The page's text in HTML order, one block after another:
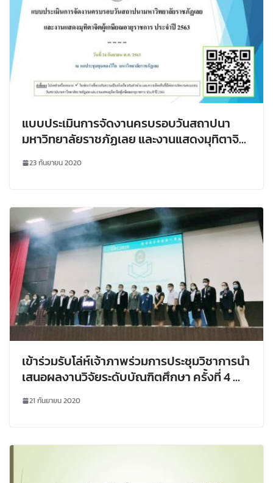
แบบประเมินการจัดงานครบรอบวันสถาปนา
มหาวิทยาลัยราชภัฏเลย และงานแสดงมุทิตาจิต
ผู้เกษียณอายุราชการ ประจำปี 2563
23 กันยายน 2020
เข้าร่วมรับโล่ห์เจ้าภาพร่วมการประชุมวิชาการนำ
เสนอผลงานวิจัยระดับบัณฑิตศึกษา ครั้งที่ 4 ณ
มหาวิทยาลัยราชภัฏมหาสารคาม
21 กันยายน 2020